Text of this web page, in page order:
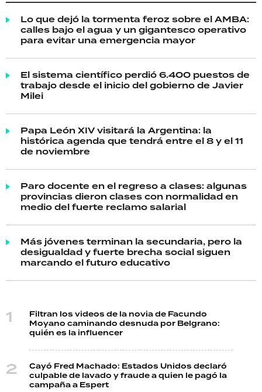
Lo que dejó la tormenta feroz sobre el AMBA:
calles bajo el agua y un gigantesco operativo
para evitar una emergencia mayor
El sistema científico perdió 6.400 puestos de
trabajo desde el inicio del gobierno de Javier
Milei
Papa León XIV visitará la Argentina: la
histórica agenda que tendrá entre el 8 y el 11
de noviembre
Paro docente en el regreso a clases: algunas
provincias dieron clases con normalidad en
medio del fuerte reclamo salarial
Más jóvenes terminan la secundaria, pero la
desigualdad y fuerte brecha social siguen
marcando el futuro educativo
Filtran los videos de la novia de Facundo
Moyano caminando desnuda por Belgrano:
quién es la influencer
Cayó Fred Machado: Estados Unidos declaró
culpable de lavado y fraude a quien le pagó la
campaña a Espert